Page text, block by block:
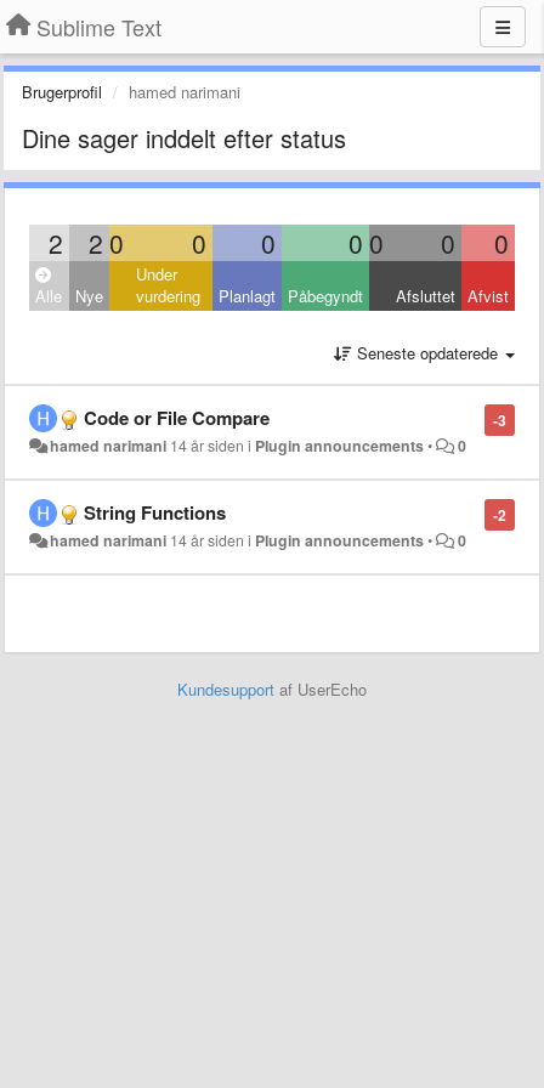
Sublime Text
Brugerprofil hamed narimani
Dine sager inddelt efter status
2 2 0 0 0 0 0 0 0
Alle Nye
Under
vurdering
Planlagt Påbegyndt Afsluttet Afvist
Seneste opdaterede
-3
Code or File Compare
hamed narimani 14 år siden i Plugin announcements• 0
-2
String Functions
hamed narimani 14 år siden i Plugin announcements• 0
Kundesupport af UserEcho